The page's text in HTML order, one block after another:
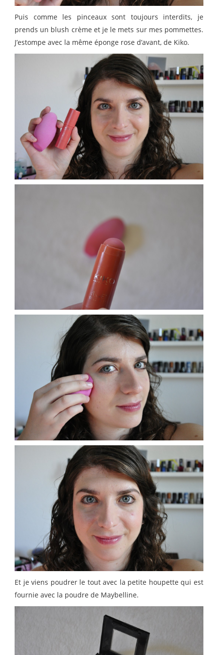
Puis comme les pinceaux sont toujours interdits, je
prends un blush crème et je le mets sur mes pommettes.
J’estompe avec la même éponge rose d’avant, de Kiko.
Et je viens poudrer le tout avec la petite houpette qui est
fournie avec la poudre de Maybelline.